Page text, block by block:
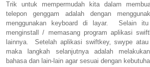
Trik untuk mempermudah kita dalam
telepon genggam adalah dengan
menggunakan keyboard di layar. Selain
menginstall / memasang program aplikasi
lainnya. Setelah aplikasi swiftkey, swype atau
maka langkah selanjutnya adalah
bahasa dan lain-lain agar sesuai dengan